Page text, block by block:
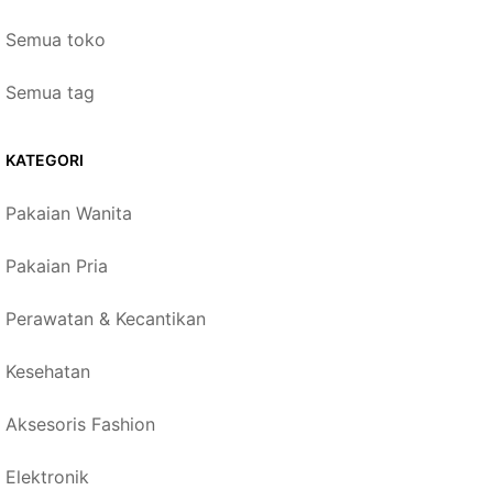
Semua toko
Semua tag
KATEGORI
Pakaian Wanita
Pakaian Pria
Perawatan & Kecantikan
Kesehatan
Aksesoris Fashion
Elektronik